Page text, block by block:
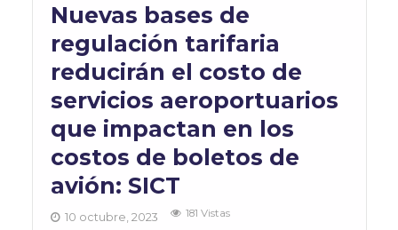
Nuevas bases de
regulación tarifaria
reducirán el costo de
servicios aeroportuarios
que impactan en los
costos de boletos de
avión: SICT
10 octubre, 2023
181 Vistas